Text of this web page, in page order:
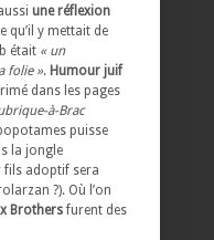
une réflexion
qu’il y mettait de
était « un
folie ». Humour juif
dans les pages
à-Brac
puisse
la jongle
fils adoptif sera
?). Où l’on
Brothersfurent des